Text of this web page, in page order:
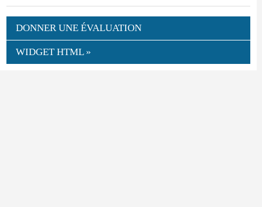
DONNER UNE ÉVALUATION
WIDGET HTML »